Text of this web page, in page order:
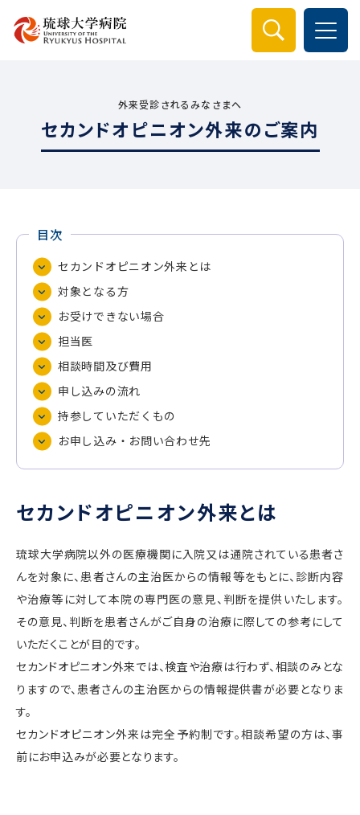
検索
外来受診されるみなさまへ
セカンドオピニオン外来のご案内
目次
セカンドオピニオン外来とは
対象となる方
お受けできない場合
担当医
相談時間及び費用
申し込みの流れ
持参していただくもの
お申し込み・お問い合わせ先
セカンドオピニオン外来とは
琉球大学病院以外の医療機関に入院又は通院されている患者さ
んを対象に、患者さんの主治医からの情報等をもとに、診断内容
や治療等に対して本院の専門医の意見、判断を提供いたします。
その意見、判断を患者さんがご自身の治療に際しての参考にして
いただくことが目的です。
セカンドオピニオン外来では、検査や治療は行わず、相談のみとな
りますので、患者さんの主治医からの情報提供書が必要となりま
す。
セカンドオピニオン外来は完全予約制です。相談希望の方は、事
前にお申込みが必要となります。